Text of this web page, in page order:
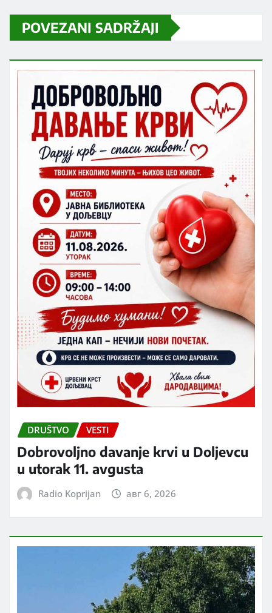
POVEZANI SADRŽAJI
DRUŠTVO VESTI
Dobrovoljno davanje krvi u Doljevcu
u utorak 11. avgusta
Radio Koprijan авг 6, 2026